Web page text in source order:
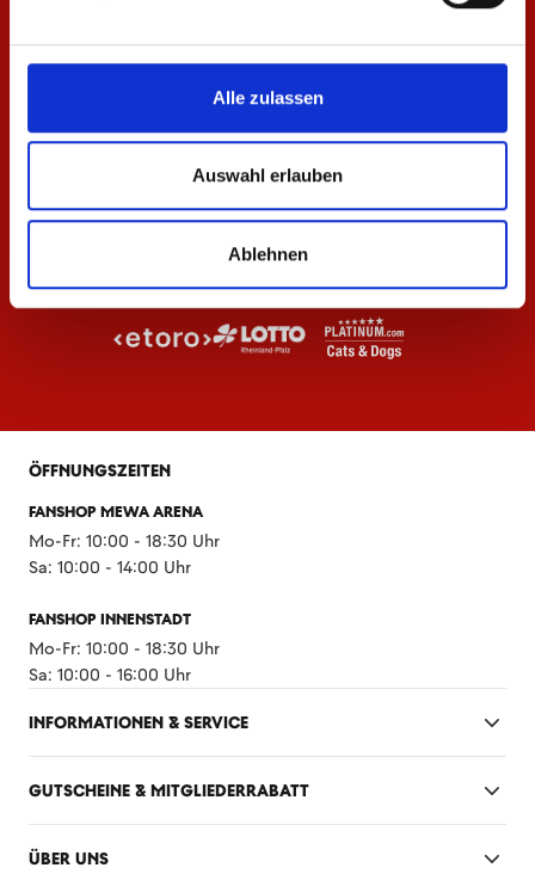
Alle zulassen
Auswahl erlauben
Ablehnen
ÖFFNUNGSZEITEN
FANSHOP MEWA ARENA
Mo-Fr: 10:00 - 18:30 Uhr
Sa: 10:00 - 14:00 Uhr
FANSHOP INNENSTADT
Mo-Fr: 10:00 - 18:30 Uhr
Sa: 10:00 - 16:00 Uhr
INFORMATIONEN & SERVICE
GUTSCHEINE & MITGLIEDERRABATT
ÜBER UNS